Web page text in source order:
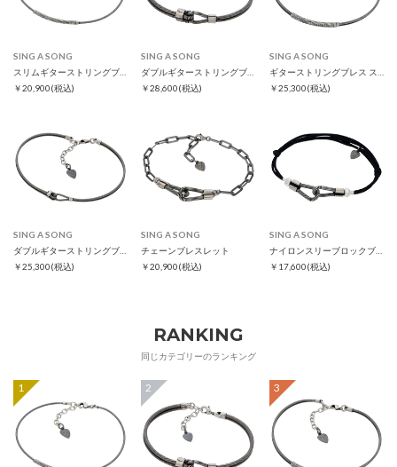
SING A SONG
￥20,900(税込)
SING A SONG
￥28,600(税込)
SING A SONG
￥25,300(税込)
SING A SONG
￥25,300(税込)
SING A SONG
チェーンブレスレット
￥20,900(税込)
SING A SONG
ナイロンスリーブロックブレスレット
￥17,600(税込)
RANKING
同じカテゴリーのランキング
1 2 3